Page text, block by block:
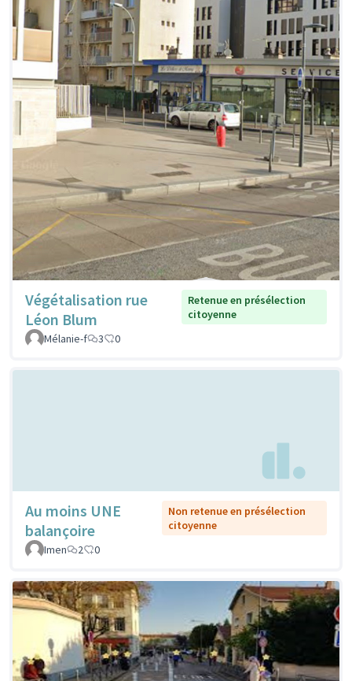
Végétalisation rue
Léon Blum
Retenue en présélection
citoyenne
Mélanie-f
3 0
Au moins UNE
balançoire
Non retenue en présélection
citoyenne
Imen
2 0